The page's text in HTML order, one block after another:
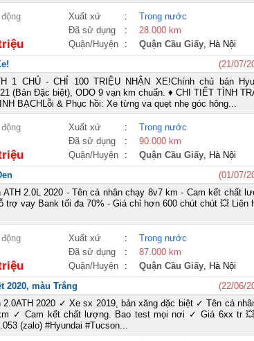
Xuất xứ :
Trong nước
Đã sử dụng :
28.000 km
Quận/Huyện : Quận Cầu Giấy, Hà Nội
(21/07/
1 CHỦ - CHỈ 100 TRIỆU NHẬN XE! ​Chính chủ bán
(Bản Đặc biệt), ODO 9 vạn km chuẩn. ♦ CHI TIẾT TÌNH
BẠCH ​Lỗi & Phục hồi: Xe từng va quẹt nhẹ góc hông...
Xuất xứ :
Trong nước
Đã sử dụng :
90.000 km
Quận/Huyện : Quận Cầu Giấy, Hà Nội
(01/07/
ATH 2.0L 2020 - Tên cá nhân chạy 8v7 km - Cam kết chất
trợ vay Bank tối đa 70% - Giá chỉ hơn 600 chút chút 💥 Liên
Xuất xứ :
Trong nước
Đã sử dụng :
87.000 km
Quận/Huyện : Quận Cầu Giấy, Hà Nội
2020, màu Trắng
(22/06/
2.0ATH 2020 ✓ Xe sx 2019, bản xăng đặc biệt ✓ Tên cá
✓ Cam kết chất lượng. Bao test mọi nơi ✓ Giá 6xx tr
(zalo) #Hyundai #Tucson...